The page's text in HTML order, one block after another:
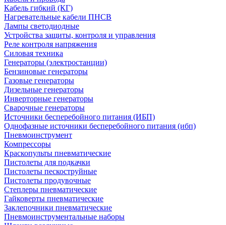
Кабель гибкий (КГ)
Нагревательные кабели ПНСВ
Лампы светодиодные
Устройства защиты, контроля и управления
Реле контроля напряжения
Силовая техника
Генераторы (электростанции)
Бензиновые генераторы
Газовые генераторы
Дизельные генераторы
Инверторные генераторы
Сварочные генераторы
Источники бесперебойного питания (ИБП)
Однофазные источники бесперебойного питания (ибп)
Пневмоинструмент
Компрессоры
Краскопульты пневматические
Пистолеты для подкачки
Пистолеты пескоструйные
Пистолеты продувочные
Степлеры пневматические
Гайковерты пневматические
Заклепочники пневматические
Пневмоинструментальные наборы